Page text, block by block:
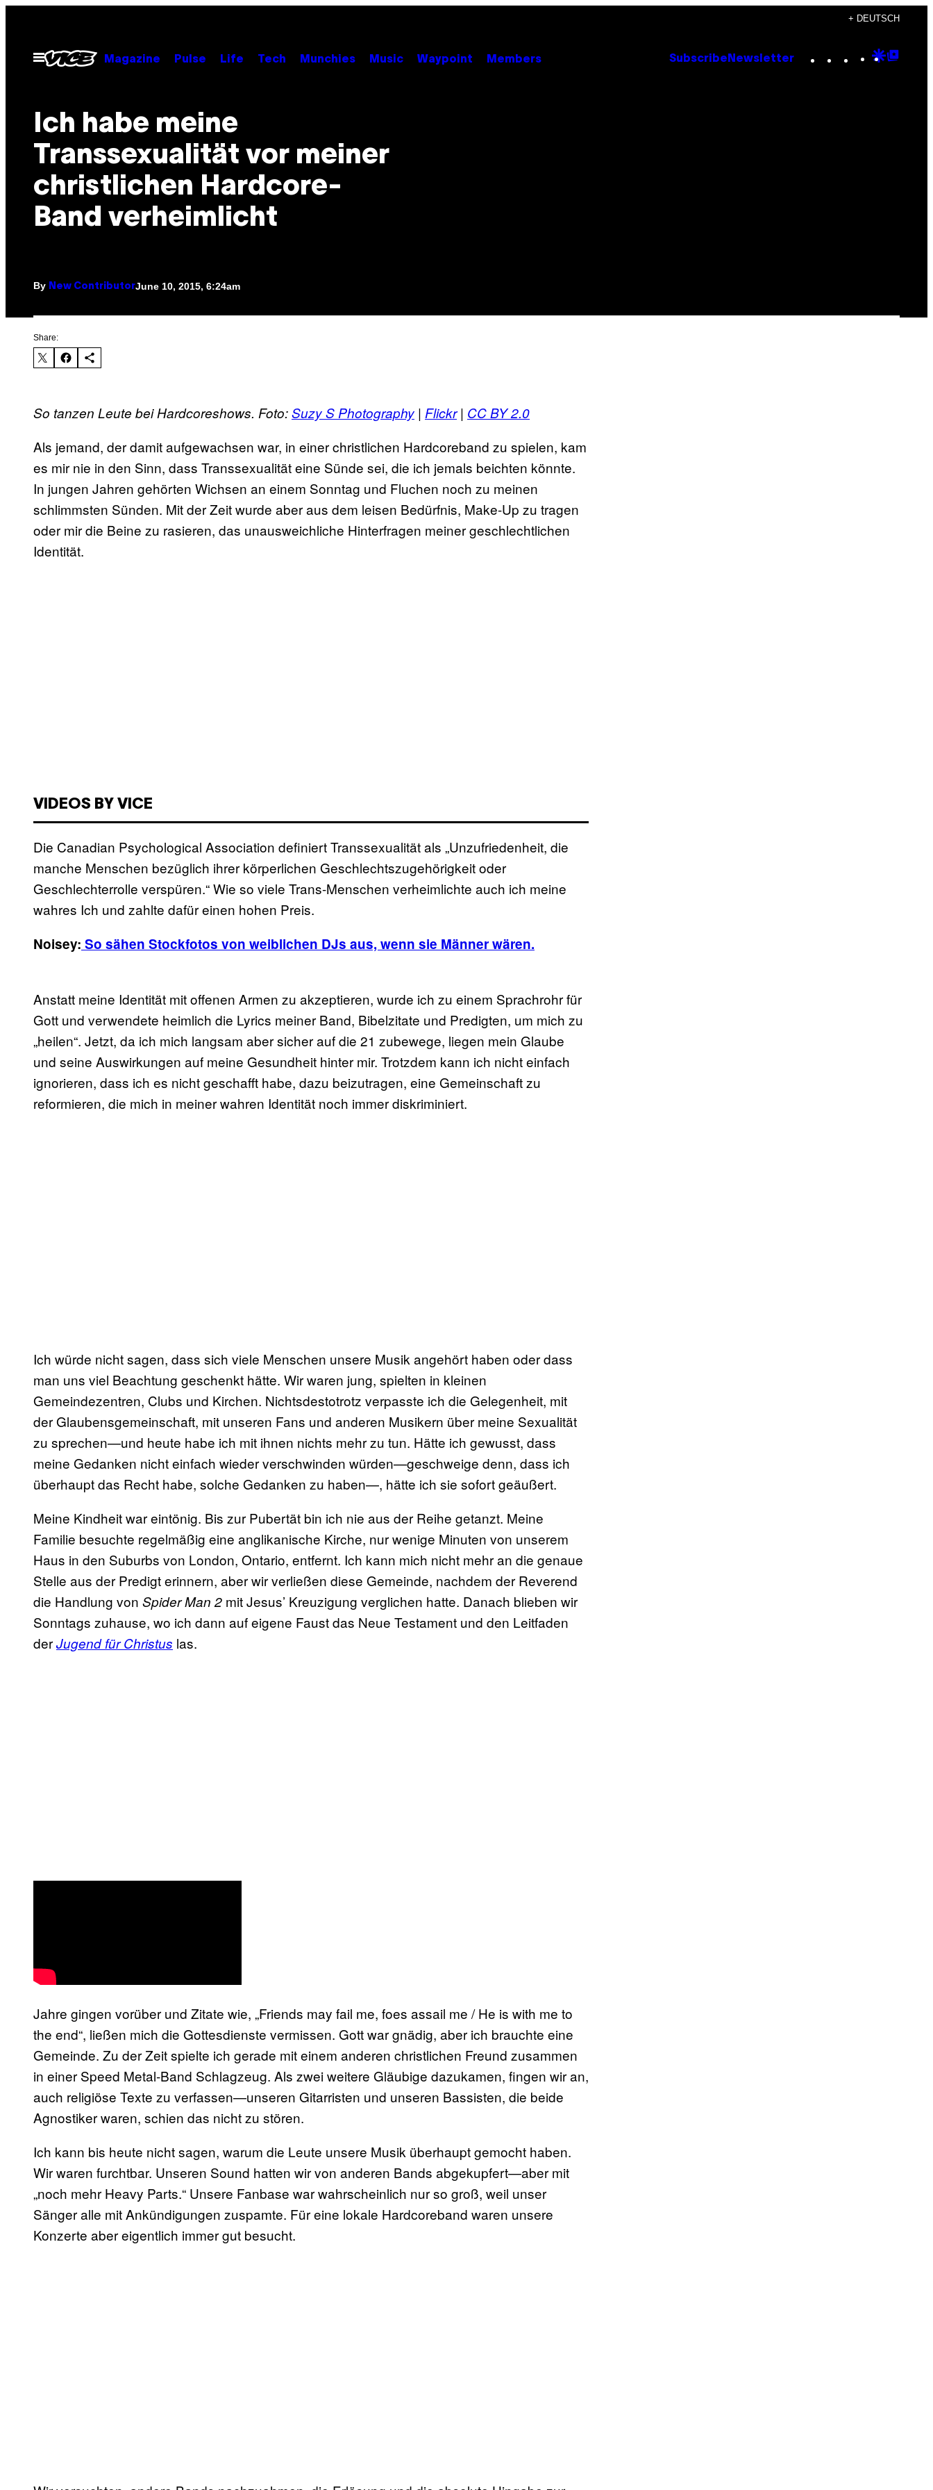
content
+ DEUTSCH
Open
Menu
Magazine Pulse Life Tech Munchies Music Waypoint Members Subscribe Newsletter Instagram
TikTok
YouTube
Google
Ich habe meine
Transsexualität vor meiner
christlichen Hardcore-
Band verheimlicht
By New ContributorJune 10, 2015, 6:24am
Share:
So tanzen Leute bei Hardcoreshows. Foto:Suzy S Photography | Flickr| CC BY 2.0
Als jemand, der damit aufgewachsen war, in einer christlichen Hardcoreband zu spielen, kam
es mir nie in den Sinn, dass Transsexualität eine Sünde sei, die ich jemals beichten könnte.
In jungen Jahren gehörten Wichsen an einem Sonntag und Fluchen noch zu meinen
schlimmsten Sünden. Mit der Zeit wurde aber aus dem leisen Bedürfnis, Make-Up zu tragen
oder mir die Beine zu rasieren, das unausweichliche Hinterfragen meiner geschlechtlichen
Identität.
VIDEOS BY VICE
Die Canadian Psychological Association definiert Transsexualität als „Unzufriedenheit, die
manche Menschen bezüglich ihrer körperlichen Geschlechtszugehörigkeit oder
Geschlechterrolle verspüren.“ Wie so viele Trans-Menschen verheimlichte auch ich meine
wahres Ich und zahlte dafür einen hohen Preis.
Noisey: So sähen Stockfotos von weiblichen DJs aus, wenn sie Männer wären.
Anstatt meine Identität mit offenen Armen zu akzeptieren, wurde ich zu einem Sprachrohr für
Gott und verwendete heimlich die Lyrics meiner Band, Bibelzitate und Predigten, um mich zu
„heilen“. Jetzt, da ich mich langsam aber sicher auf die 21 zubewege, liegen mein Glaube
und seine Auswirkungen auf meine Gesundheit hinter mir. Trotzdem kann ich nicht einfach
ignorieren, dass ich es nicht geschafft habe, dazu beizutragen, eine Gemeinschaft zu
reformieren, die mich in meiner wahren Identität noch immer diskriminiert.
Ich würde nicht sagen, dass sich viele Menschen unsere Musik angehört haben oder dass
man uns viel Beachtung geschenkt hätte. Wir waren jung, spielten in kleinen
Gemeindezentren, Clubs und Kirchen. Nichtsdestotrotz verpasste ich die Gelegenheit, mit
der Glaubensgemeinschaft, mit unseren Fans und anderen Musikern über meine Sexualität
zu sprechen—und heute habe ich mit ihnen nichts mehr zu tun. Hätte ich gewusst, dass
meine Gedanken nicht einfach wieder verschwinden würden—geschweige denn, dass ich
überhaupt das Recht habe, solche Gedanken zu haben—, hätte ich sie sofort geäußert.
Meine Kindheit war eintönig. Bis zur Pubertät bin ich nie aus der Reihe getanzt. Meine
Familie besuchte regelmäßig eine anglikanische Kirche, nur wenige Minuten von unserem
Haus in den Suburbs von London, Ontario, entfernt. Ich kann mich nicht mehr an die genaue
Stelle aus der Predigt erinnern, aber wir verließen diese Gemeinde, nachdem der Reverend
die Handlung von Spider Man 2 mit Jesus’ Kreuzigung verglichen hatte. Danach blieben wir
Sonntags zuhause, wo ich dann auf eigene Faust das Neue Testament und den Leitfaden
derJugend für Christus las.
Jahre gingen vorüber und Zitate wie, „Friends may fail me, foes assail me / He is with me to
the end“, ließen mich die Gottesdienste vermissen. Gott war gnädig, aber ich brauchte eine
Gemeinde. Zu der Zeit spielte ich gerade mit einem anderen christlichen Freund zusammen
in einer Speed Metal-Band Schlagzeug. Als zwei weitere Gläubige dazukamen, fingen wir an,
auch religiöse Texte zu verfassen—unseren Gitarristen und unseren Bassisten, die beide
Agnostiker waren, schien das nicht zu stören.
Ich kann bis heute nicht sagen, warum die Leute unsere Musik überhaupt gemocht haben.
Wir waren furchtbar. Unseren Sound hatten wir von anderen Bands abgekupfert—aber mit
„noch mehr Heavy Parts.“ Unsere Fanbase war wahrscheinlich nur so groß, weil unser
Sänger alle mit Ankündigungen zuspamte. Für eine lokale Hardcoreband waren unsere
Konzerte aber eigentlich immer gut besucht.